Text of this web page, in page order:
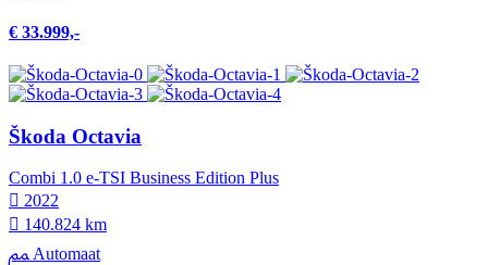
€ 33.999,-
Škoda Octavia
Combi 1.0 e-TSI Business Edition Plus
2022
140.824 km
Automaat